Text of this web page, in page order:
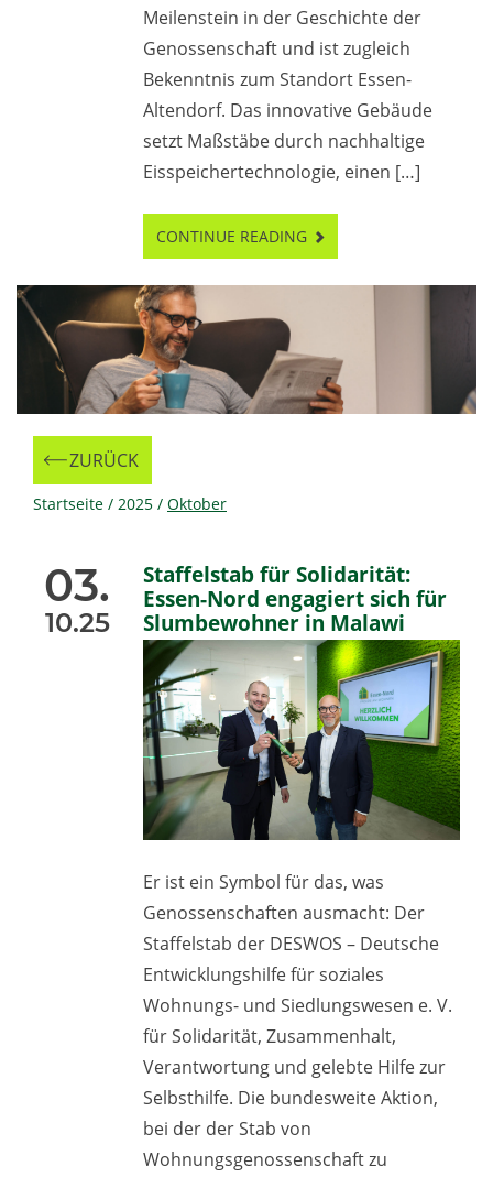
Meilenstein in der Geschichte der
Genossenschaft und ist zugleich
Bekenntnis zum Standort Essen-
Altendorf. Das innovative Gebäude
setzt Maßstäbe durch nachhaltige
Eisspeichertechnologie, einen […]
CONTINUE READING
ZURÜCK
Zur
Startseite / 2025 / Oktober
03.
10.25
Staffelstab für Solidarität:
Essen-Nord engagiert sich für
Slumbewohner in Malawi
Er ist ein Symbol für das, was
Genossenschaften ausmacht: Der
Staffelstab der DESWOS – Deutsche
Entwicklungshilfe für soziales
Wohnungs- und Siedlungswesen e. V.
für Solidarität, Zusammenhalt,
Verantwortung und gelebte Hilfe zur
Selbsthilfe. Die bundesweite Aktion,
bei der der Stab von
Wohnungsgenossenschaft zu